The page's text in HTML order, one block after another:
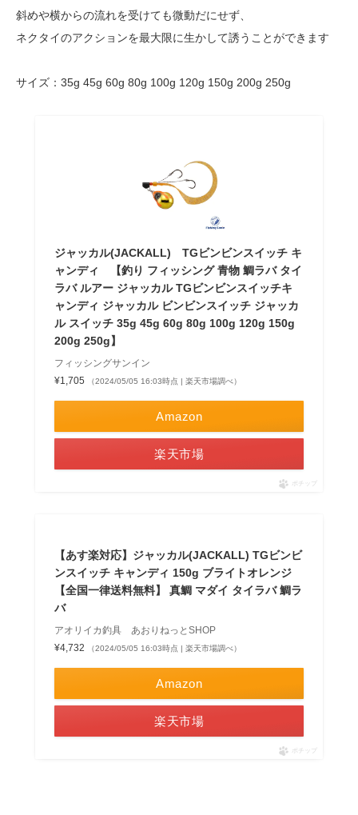
斜めや横からの流れを受けても微動だにせず、
ネクタイのアクションを最大限に生かして誘うことができます
サイズ：35g 45g 60g 80g 100g 120g 150g 200g 250g
ジャッカル(JACKALL) TGビンビンスイッチ キ
ャンディ 【釣り フィッシング 青物 鯛ラバ タイ
ラバ ルアー ジャッカル TGビンビンスイッチキ
ャンディ ジャッカル ビンビンスイッチ ジャッカ
ル スイッチ 35g 45g 60g 80g 100g 120g 150g
200g 250g】
フィッシングサンイン
¥1,705
（2024/05/05 16:03時点 | 楽天市場調べ）
Amazon
楽天市場
ポチップ
【あす楽対応】ジャッカル(JACKALL) TGビンビ
ンスイッチ キャンディ 150g ブライトオレンジ
【全国一律送料無料】 真鯛 マダイ タイラバ 鯛ラ
バ
アオリイカ釣具 あおりねっとSHOP
¥4,732
（2024/05/05 16:03時点 | 楽天市場調べ）
Amazon
楽天市場
ポチップ